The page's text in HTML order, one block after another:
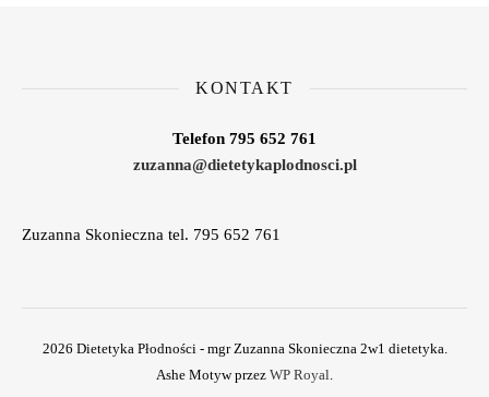
KONTAKT
Telefon 795 652 761
zuzanna@dietetykaplodnosci.pl
Zuzanna Skonieczna tel. 795 652 761
2026 Dietetyka Płodności - mgr Zuzanna Skonieczna 2w1 dietetyka.
Ashe Motyw przez WP Royal.